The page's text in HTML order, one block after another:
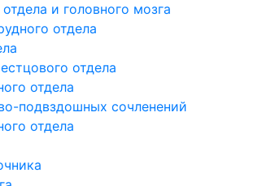
и головного мозга
отдела
отдела
отдела
подвздошных сочленений
отдела